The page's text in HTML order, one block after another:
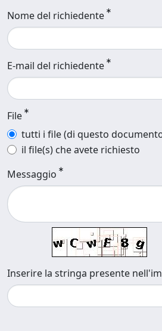
Nome del richiedente
E-mail del richiedente
File
tutti i file (di questo
il file(s) che avete richiesto
Messaggio
Inserire la stringa presente